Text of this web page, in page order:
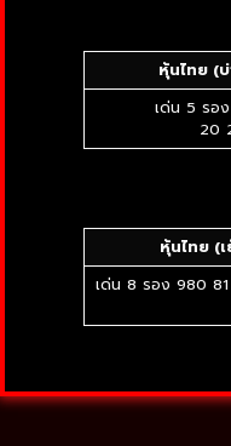
หุ้นไทย (
เด่น 5 รอ
20
หุ้นไทย (
เด่น 8 รอง 980